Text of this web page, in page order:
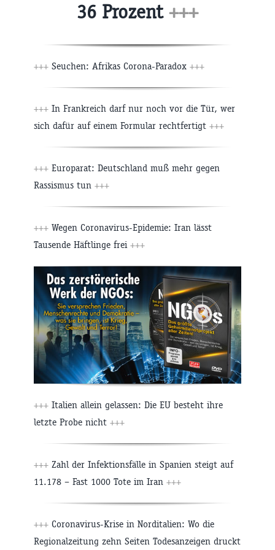
36 Prozent +++
+++ Seuchen: Afrikas Corona-Paradox +++
+++ In Frankreich darf nur noch vor die Tür, wer
sich dafür auf einem Formular rechtfertigt +++
+++ Europarat: Deutschland muß mehr gegen
Rassismus tun +++
+++ Wegen Coronavirus-Epidemie: Iran lässt
Tausende Häftlinge frei +++
+++ Italien allein gelassen: Die EU besteht ihre
letzte Probe nicht +++
+++ Zahl der Infektionsfälle in Spanien steigt auf
11.178 – Fast 1000 Tote im Iran +++
+++ Coronavirus-Krise in Norditalien: Wo die
Regionalzeitung zehn Seiten Todesanzeigen druckt